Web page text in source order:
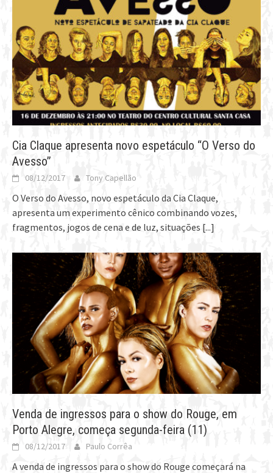
Cia Claque apresenta novo espetáculo “O Verso do
Avesso”
08/12/2017 Tony Capellão
O Verso do Avesso, novo espetáculo da Cia Claque,
apresenta um experimento cênico combinando vozes,
fragmentos, jogos de cena e de luz, situações [...]
Venda de ingressos para o show do Rouge, em
Porto Alegre, começa segunda-feira (11)
08/12/2017 Paulo Corrêa
A venda de ingressos para o show do Rouge começará na